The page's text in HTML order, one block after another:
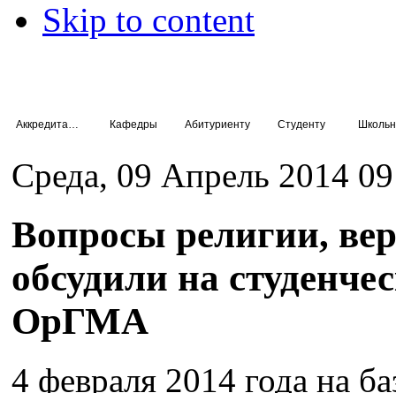
Skip to content
Кафедры Абитуриенту Студенту
Среда, 09 Апрель 2014
Вопросы религии,
обсудили на
ОрГМА
4 февраля 2014 года на